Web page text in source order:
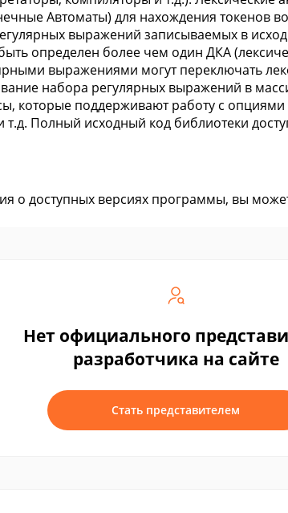
Автоматы) для нахождения токенов
выражений записываемых в
определен более чем один ДКА
выражениями могут переключать
набора регулярных выражений в
которые поддерживают работу с
Полный исходный код библиотеки
о доступных версиях программы, вы
Нет официального
разработчика на сайте
Стать представителем